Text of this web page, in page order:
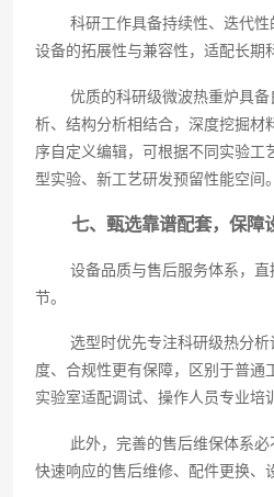
科研工作具备持续性、迭代
设备的拓展性与兼容性，适配长期
优质的科研级微波热重炉具
析、结构分析相结合，深度挖掘材
序自定义编辑，可根据不同实验
型实验、新工艺研发预留性能空间。
七、甄选靠谱配套，保障
设备品质与售后服务体系，
节。
选型时优先专注科研级热分
度、合规性更有保障，区别于普通
实验室适配调试、操作人员专业培
此外，完善的售后维保体系
快速响应的售后维修、配件更换、